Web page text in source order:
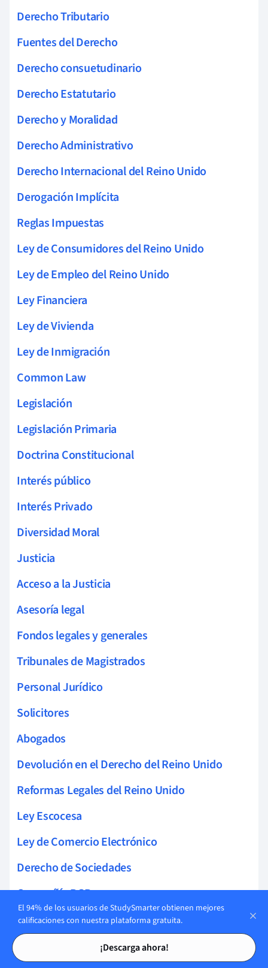
Tarjetas de estudio
Tarjetas de estudio
Derecho Tributario
Fuentes del Derecho
Derecho consuetudinario
Derecho Estatutario
Derecho y Moralidad
Derecho Administrativo
Derecho Internacional del Reino Unido
Derogación Implícita
Reglas Impuestas
Ley de Consumidores del Reino Unido
Ley de Empleo del Reino Unido
Ley Financiera
Ley de Vivienda
Ley de Inmigración
Common Law
Legislación
Legislación Primaria
Doctrina Constitucional
Interés público
Interés Privado
Diversidad Moral
Justicia
Acceso a la Justicia
Asesoría legal
Fondos legales y generales
Tribunales de Magistrados
Personal Jurídico
Solicitores
Abogados
Devolución en el Derecho del Reino Unido
Reformas Legales del Reino Unido
Ley Escocesa
Ley de Comercio Electrónico
Derecho de Sociedades
Compañía BGB
Estatutos Sociales
Junta de Accionistas
El 94% de los usuarios de StudySmarter obtienen mejores
calificaciones con nuestra plataforma gratuita.
¡Descarga ahora!